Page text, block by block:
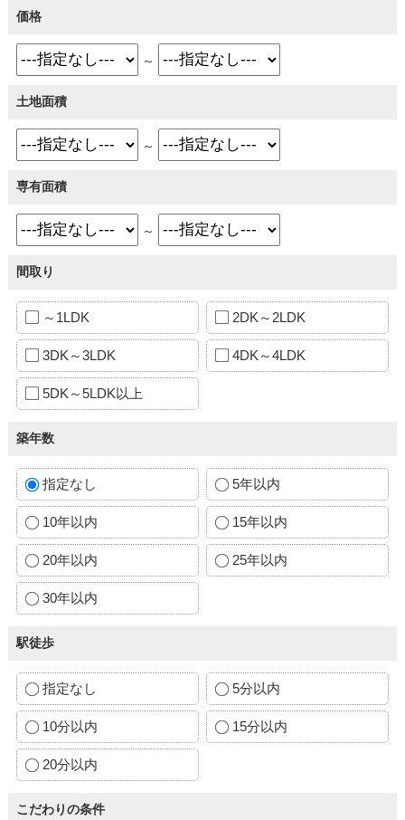
価格
～
土地面積
～
専有面積
～
間取り
～1LDK 2DK～2LDK
3DK～3LDK 4DK～4LDK
5DK～5LDK以上
築年数
指定なし 5年以内
10年以内 15年以内
20年以内 25年以内
30年以内
駅徒歩
指定なし 5分以内
10分以内 15分以内
20分以内
こだわりの条件